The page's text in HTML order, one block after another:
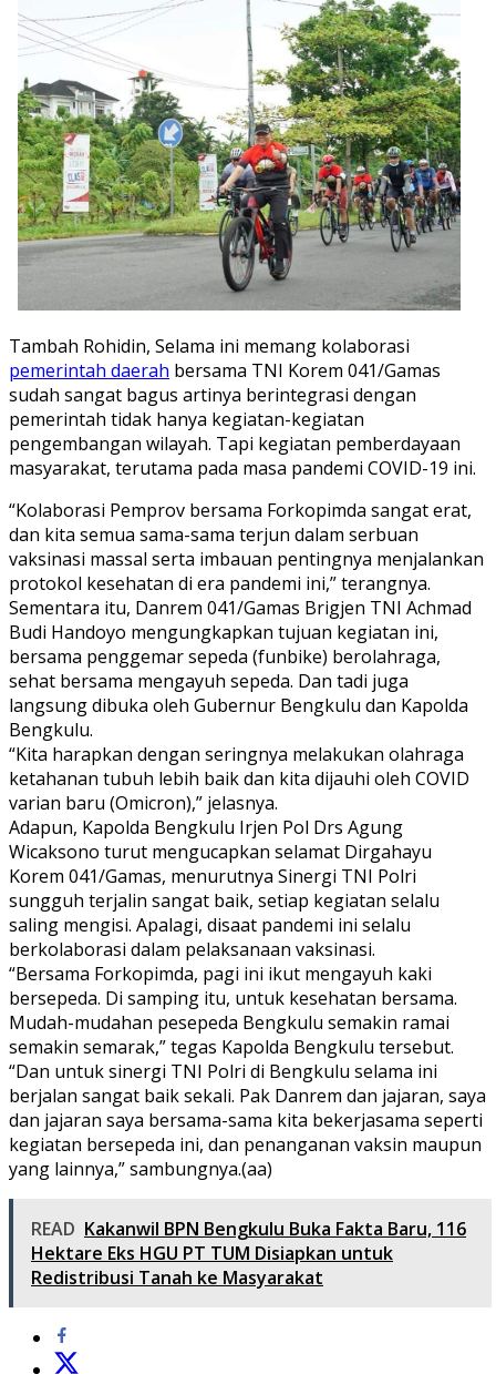
Tambah Rohidin, Selama ini memang kolaborasi
pemerintah daerah bersama TNI Korem 041/Gamas
sudah sangat bagus artinya berintegrasi dengan
pemerintah tidak hanya kegiatan-kegiatan
pengembangan wilayah. Tapi kegiatan pemberdayaan
masyarakat, terutama pada masa pandemi COVID-19 ini.
“Kolaborasi Pemprov bersama Forkopimda sangat erat,
dan kita semua sama-sama terjun dalam serbuan
vaksinasi massal serta imbauan pentingnya menjalankan
protokol kesehatan di era pandemi ini,” terangnya.
Sementara itu, Danrem 041/Gamas Brigjen TNI Achmad
Budi Handoyo mengungkapkan tujuan kegiatan ini,
bersama penggemar sepeda (funbike) berolahraga,
sehat bersama mengayuh sepeda. Dan tadi juga
langsung dibuka oleh Gubernur Bengkulu dan Kapolda
Bengkulu.
“Kita harapkan dengan seringnya melakukan olahraga
ketahanan tubuh lebih baik dan kita dijauhi oleh COVID
varian baru (Omicron),” jelasnya.
Adapun, Kapolda Bengkulu Irjen Pol Drs Agung
Wicaksono turut mengucapkan selamat Dirgahayu
Korem 041/Gamas, menurutnya Sinergi TNI Polri
sungguh terjalin sangat baik, setiap kegiatan selalu
saling mengisi. Apalagi, disaat pandemi ini selalu
berkolaborasi dalam pelaksanaan vaksinasi.
“Bersama Forkopimda, pagi ini ikut mengayuh kaki
bersepeda. Di samping itu, untuk kesehatan bersama.
Mudah-mudahan pesepeda Bengkulu semakin ramai
semakin semarak,” tegas Kapolda Bengkulu tersebut.
“Dan untuk sinergi TNI Polri di Bengkulu selama ini
berjalan sangat baik sekali. Pak Danrem dan jajaran, saya
dan jajaran saya bersama-sama kita bekerjasama seperti
kegiatan bersepeda ini, dan penanganan vaksin maupun
yang lainnya,” sambungnya.(aa)
READ Kakanwil BPN Bengkulu Buka Fakta Baru, 116
Hektare Eks HGU PT TUM Disiapkan untuk
Redistribusi Tanah ke Masyarakat